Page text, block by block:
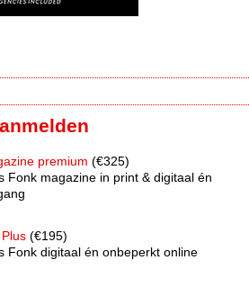
premium (€325)
Fonk magazine in print & digitaal én
(€195)
Fonk digitaal én onbeperkt online